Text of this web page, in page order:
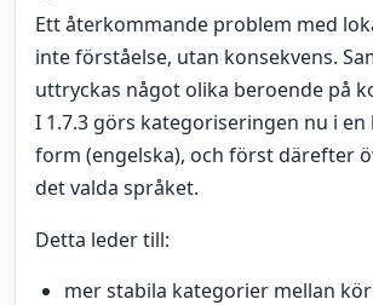
Ett återkommande problem med
inte förståelse, utan konsekvens.
uttryckas något olika beroende på
I 1.7.3 görs kategoriseringen nu i
form (engelska), och först därefter
det valda språket.
Detta leder till:
mer stabila kategorier mellan